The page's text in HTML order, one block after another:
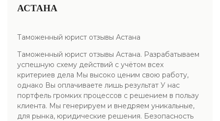
АСТАНА
Таможенный юрист отзывы Астана
Таможенный юрист отзывы Астана. Разрабатываем
успешную схему действий с учётом всех
критериев дела Мы высоко ценим свою работу,
однако Вы оплачиваете лишь результат У нас
портфель громких процессов с решением в пользу
клиента. Мы генерируем и внедряем уникальные,
для рынка, юридические решения. Безопасность